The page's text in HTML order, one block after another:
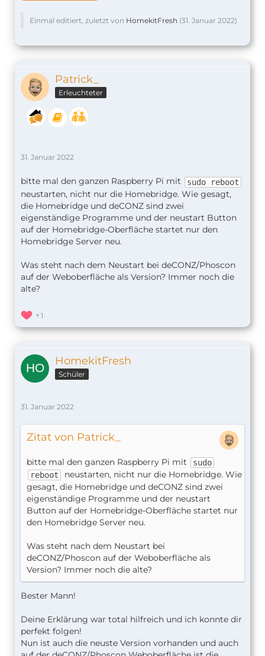
Einmal editiert, zuletzt von HomekitFresh (31. Januar 2022)
Patrick_
Erleuchteter
31. Januar 2022
bitte mal den ganzen Raspberry Pi mit sudo reboot
neustarten, nicht nur die Homebridge. Wie gesagt,
die Homebridge und deCONZ sind zwei
eigenständige Programme und der neustart Button
auf der Homebridge-Oberfläche startet nur den
Homebridge Server neu.
Was steht nach dem Neustart bei deCONZ/Phoscon
auf der Weboberfläche als Version? Immer noch die
alte?
1
HomekitFresh
Schüler
31. Januar 2022
Zitat von Patrick_
bitte mal den ganzen Raspberry Pi mit
sudo
reboot
neustarten, nicht nur die Homebridge. Wie
gesagt, die Homebridge und deCONZ sind zwei
eigenständige Programme und der neustart
Button auf der Homebridge-Oberfläche startet nur
den Homebridge Server neu.
Was steht nach dem Neustart bei
deCONZ/Phoscon auf der Weboberfläche als
Version? Immer noch die alte?
Bester Mann!
Deine Erklärung war total hilfreich und ich konnte dir
perfekt folgen!
Nun ist auch die neuste Version vorhanden und auch